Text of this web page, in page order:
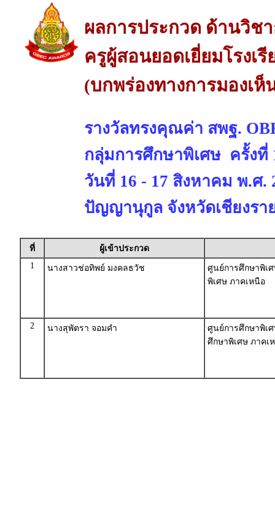
ผลการประกวด ด้านวิช
ครูผู้สอนยอดเยี่ยมโรงเ
(บกพร่องทางการมองเ
รางวัลทรงคุณค่า สพฐ.
กลุ่มการศึกษาพิเศษ ครั้งที่
วันที่ 16 - 17 สิงหาคม พ.ศ.
ปัญญานุกูล จังหวัดเชียงรา
ที่
ผู้เข้าประกวด
1
นางสาวช่อทิพย์ มงคลธวัช
ศูนย์การศึกษาพิเ
พิเศษ ภาคเหนือ
2 นางสุพัตรา จอมคำ
ศูนย์การศึกษาพิเ
ศึกษาพิเศษ ภาคเ